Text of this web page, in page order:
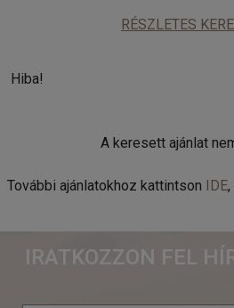
RÉSZLETES
Hiba!
A keresett ajánlat
További ajánlatokhoz kattintson IDE
IRATKOZZON FEL